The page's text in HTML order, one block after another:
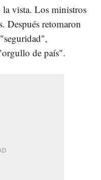
vista. Los ministros
Después retomaron
de país".